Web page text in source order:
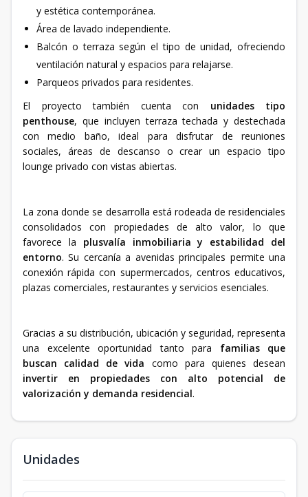
y estética contemporánea.
Área de lavado independiente.
Balcón o terraza según el tipo de unidad, ofreciendo
ventilación natural y espacios para relajarse.
Parqueos privados para residentes.
El proyecto también cuenta con unidades tipo
penthouse, que incluyen terraza techada y destechada
con medio baño, ideal para disfrutar de reuniones
sociales, áreas de descanso o crear un espacio tipo
lounge privado con vistas abiertas.
La zona donde se desarrolla está rodeada de residenciales
consolidados con propiedades de alto valor, lo que
favorece la plusvalía inmobiliaria y estabilidad del
entorno. Su cercanía a avenidas principales permite una
conexión rápida con supermercados, centros educativos,
plazas comerciales, restaurantes y servicios esenciales.
Gracias a su distribución, ubicación y seguridad, representa
una excelente oportunidad tanto para familias que
buscan calidad de vida como para quienes desean
invertir en propiedades con alto potencial de
valorización y demanda residencial.
Unidades